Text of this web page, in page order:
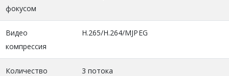
фокусом
Видео
компрессия
H.265/H.264/MJPEG
Количество
3 потока